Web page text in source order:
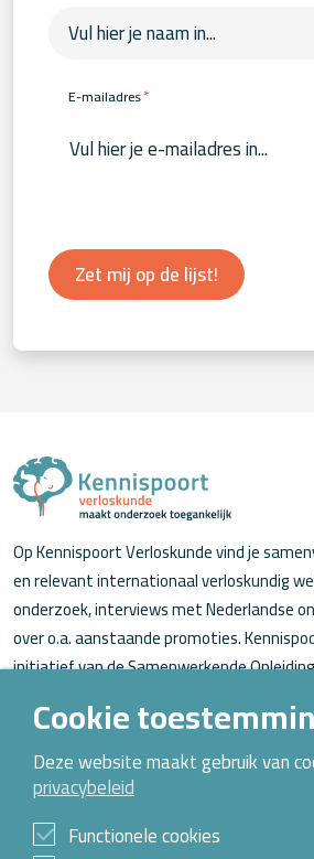
E-mailadres*
Zet mij op de lijst!
Op Kennispoort Verloskunde vind je
en relevant internationaal verloskundig
onderzoek, interviews met Nederlandse
over o.a. aanstaande promoties.
initiatief van de Samenwerkende
Over Kennispoort Verloskunde
Contact
Archief
Cookie
Deze website maakt gebruik van
privacybeleid
Functionele cookies